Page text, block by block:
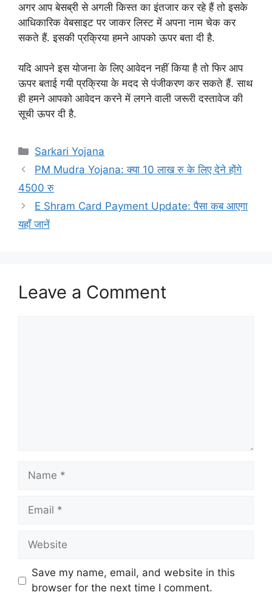
अगर आप बेसब्री से अगली किस्त का इंतजार कर रहे हैं तो इसके
आधिकारिक वेबसाइट पर जाकर लिस्ट में अपना नाम चेक कर
सकते हैं. इसकी प्रक्रिया हमने आपको ऊपर बता दी है.
यदि आपने इस योजना के लिए आवेदन नहीं किया है तो फिर आप
ऊपर बताई गयी प्रक्रिया के मदद से पंजीकरण कर सकते हैं. साथ
ही हमने आपको आवेदन करने में लगने वाली जरूरी दस्तावेज की
सूची ऊपर दी है.
Categories
Sarkari Yojana
PM Mudra Yojana: क्या 10 लाख रु के लिए देने होंगे
4500 रु
E Shram Card Payment Update: पैसा कब आएगा
यहाँ जानें
Leave a Comment
Name
Email
Website
Save my name, email, and website in this
browser for the next time I comment.